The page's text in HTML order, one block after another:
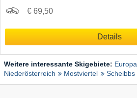
€ 69,50
Details
Weitere interessante Skigebiete: Europa
Niederösterreich
Mostviertel Scheibbs